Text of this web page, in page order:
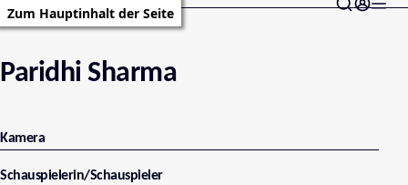
Zum Hauptinhalt der Seite
Paridhi Sharma
Kamera
Schauspielerin/Schauspieler